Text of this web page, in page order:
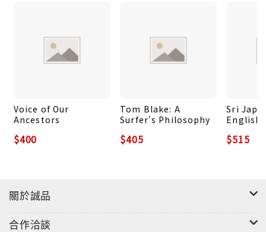
Voice of Our
Ancestors
$400
Tom Blake: A
Surfer's Philosophy
$405
Sri Japji
English
$515
關於誠品
合作洽談